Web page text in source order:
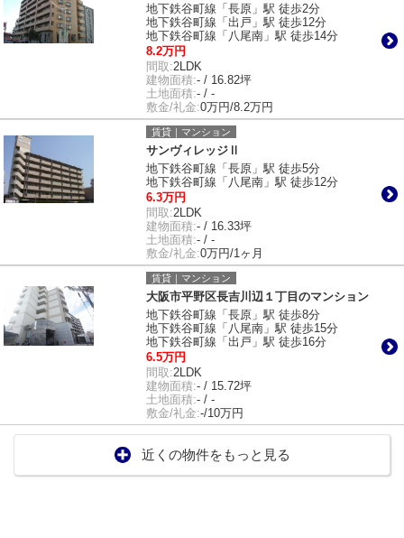
地下鉄谷町線「長原」駅 徒歩2分
地下鉄谷町線「出戸」駅 徒歩12分
地下鉄谷町線「八尾南」駅 徒歩14分
8.2万円
間取:2LDK
建物面積:- / 16.82坪
土地面積:- / -
敷金/礼金:0万円/8.2万円
賃貸｜マンション
サンヴィレッジⅡ
地下鉄谷町線「長原」駅 徒歩5分
地下鉄谷町線「八尾南」駅 徒歩12分
6.3万円
間取:2LDK
建物面積:- / 16.33坪
土地面積:- / -
敷金/礼金:0万円/1ヶ月
賃貸｜マンション
大阪市平野区長吉川辺１丁目のマンション
地下鉄谷町線「長原」駅 徒歩8分
地下鉄谷町線「八尾南」駅 徒歩15分
地下鉄谷町線「出戸」駅 徒歩16分
6.5万円
間取:2LDK
建物面積:- / 15.72坪
土地面積:- / -
敷金/礼金:-/10万円
近くの物件をもっと見る